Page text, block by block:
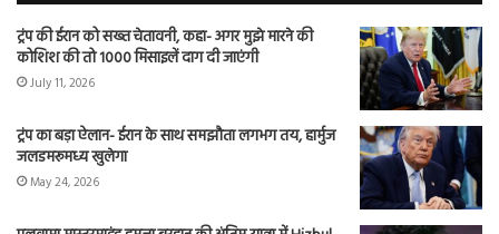
ट्रंप की ईरान को सख्त चेतावनी, कहा- अगर मुझे मारने की
कोशिश की तो 1000 मिसाइलें दाग दी जाएंगी
July 11, 2026
ट्रंप का बड़ा ऐलान- ईरान के साथ समझौता लगभग तय, हार्मुज
जलडमरूमध्य खुलेगा
May 24, 2026